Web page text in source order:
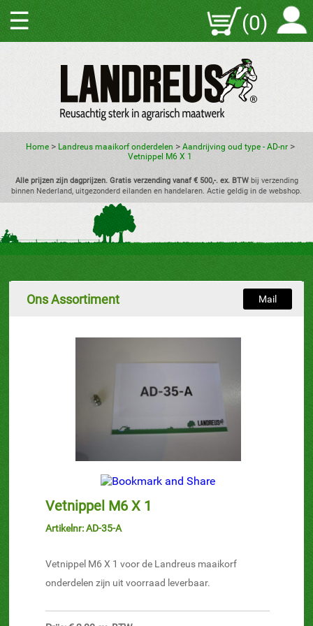
☰ (0)
Home> Landreus maaikorf onderdelen > Aandrijving oud type - AD-nr>
Vetnippel M6 X 1
Alle prijzen zijn dagprijzen. Gratis verzending vanaf € 500,-. ex. BTWbij verzending
binnen Nederland, uitgezonderd eilanden en handelaren. Actie geldig in de webshop.
Ons Assortiment Mail
Vetnippel M6 X 1
Artikelnr: AD-35-A
Vetnippel M6 X 1 voor de Landreus maaikorf
onderdelen zijn uit voorraad leverbaar.